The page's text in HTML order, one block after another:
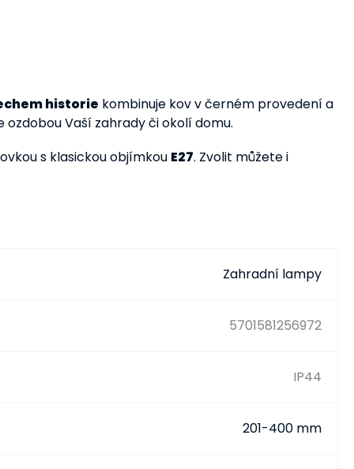
historie kombinuje kov v černém provedení a
ozdobou Vaší zahrady či okolí domu.
s klasickou objímkou E27. Zvolit můžete i
Zahradní lampy
5701581256972
IP44
201-400 mm